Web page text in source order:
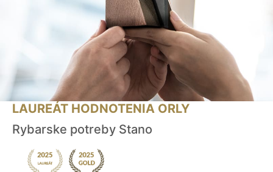
LAUREÁT HODNOTENIA ORLY
Rybarske potreby Stano